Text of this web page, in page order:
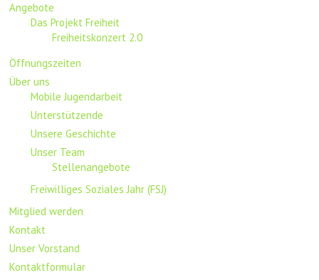
Angebote
Das Projekt Freiheit
Freiheitskonzert 2.0
Öffnungszeiten
Über uns
Mobile Jugendarbeit
Unterstützende
Unsere Geschichte
Unser Team
Stellenangebote
Freiwilliges Soziales Jahr (FSJ)
Mitglied werden
Kontakt
Unser Vorstand
Kontaktformular